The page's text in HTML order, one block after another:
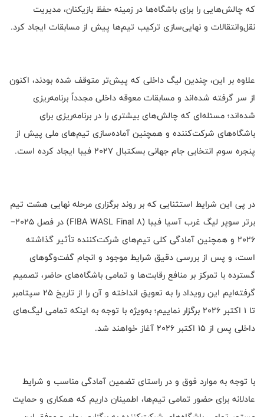
که چالش‌هایی را برای باشگاه‌ها در زمینه حفظ بازیکنان، مدیریت
نقل‌وانتقالات و نهایی‌سازی ترکیب تیم‌ها پیش از مسابقات ایجاد کرد.
علاوه بر این، چندین لیگ داخلی که پیش‌تر متوقف شده بودند، اکنون
از سر گرفته شده‌اند و مسابقات معوقه داخلی مجدداً برنامه‌ریزی
شده‌اند؛ مسئله‌ای که چالش‌های بیشتری را در برنامه‌ریزی برای
باشگاه‌های شرکت‌کننده و همچنین آماده‌سازی تیم‌های ملی پیش از
پنجره سوم انتخابی جام جهانی بسکتبال ۲۰۲۷ فیبا ایجاد کرده است.
در پی این شرایط استثنایی که بر روند برگزاری مرحله نهایی هشت تیم
برتر سوپر لیگ غرب آسیا فیبا (FIBA WASL Final 8) در فصل ۲۰۲۵–
۲۰۲۶ و همچنین آمادگی کلی تیم‌های شرکت‌کننده تأثیر گذاشته
است، و پس از بررسی دقیق شرایط موجود و انجام گفت‌وگوهای
گسترده با تمرکز بر منافع رقابت‌ها و تمامی باشگاه‌های حاضر، تصمیم
گرفته‌ایم این رویداد را به تعویق انداخته و آن را از تاریخ ۲۵ سپتامبر
تا ۱ اکتبر ۲۰۲۶ برگزار نماییم؛ به‌ویژه با توجه به اینکه تمامی لیگ‌های
داخلی پس از ۱۵ اکتبر ۲۰۲۶ آغاز خواهند شد.
با توجه به موارد فوق و در راستای تضمین آمادگی مناسب و شرایط
عادلانه برای حضور تمامی تیم‌ها، اطمینان داریم که همکاری و حمایت